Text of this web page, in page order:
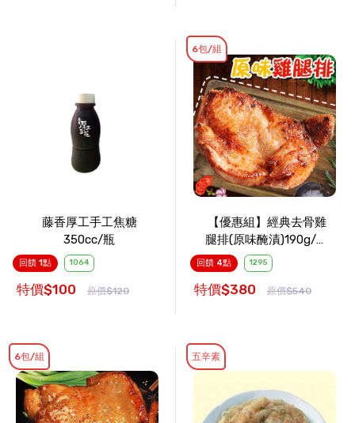
藤香厚工手工焦糖
350cc/瓶
回饋 1點 1064
特價$100 原價$120
【優惠組】經典去骨雞
腿排(原味醃漬)190g/包
x6包
回饋 4點 1295
特價$380 原價$540
6包/組
6包/組 五辛素